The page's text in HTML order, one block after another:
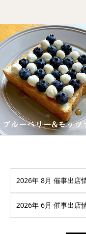
2026年 8月 催事出店
2026年 6月 催事出店